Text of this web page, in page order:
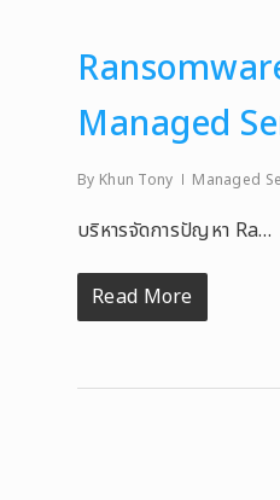
Managed
By Khun Tony Managed
บริหารจัดการปัญหา Ra…
Read More